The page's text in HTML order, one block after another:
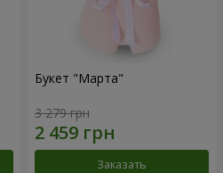
Букет "Марта"
3 279 грн
Заказать